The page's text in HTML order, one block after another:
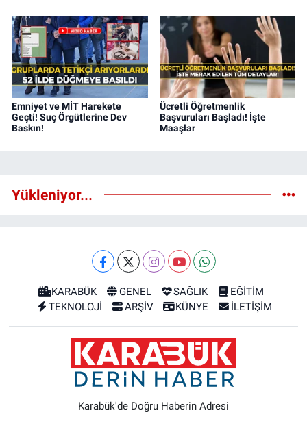
Emniyet ve MİT Harekete
Geçti! Suç Örgütlerine Dev
Baskın!
Ücretli Öğretmenlik
Başvuruları Başladı! İşte
Maaşlar
Yükleniyor...
KARABÜK GENEL SAĞLIK
EĞİTİM
TEKNOLOJİ
ARŞİV KÜNYE İLETİŞİM
Karabük'de Doğru Haberin Adresi